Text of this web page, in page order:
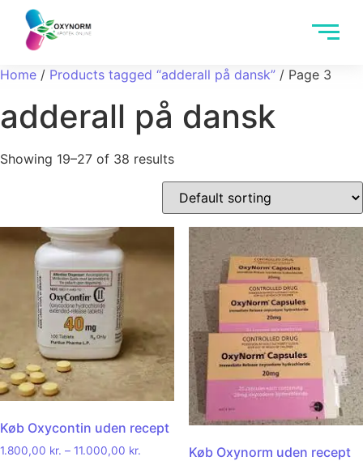
Home / Products tagged “adderall på dansk” / Page 3
adderall på dansk
Showing 19–27 of 38 results
Køb Oxycontin uden recept
1.800,00 kr. – 11.000,00 kr. Køb Oxynorm uden recept